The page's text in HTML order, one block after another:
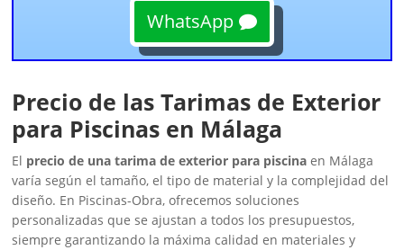
WhatsApp
Precio de las Tarimas de Exterior
para Piscinas en Málaga
El precio de una tarima de exterior para piscina en Málaga
varía según el tamaño, el tipo de material y la complejidad del
diseño. En Piscinas-Obra, ofrecemos soluciones
personalizadas que se ajustan a todos los presupuestos,
siempre garantizando la máxima calidad en materiales y